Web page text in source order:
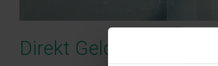
Direkt Geld leihen